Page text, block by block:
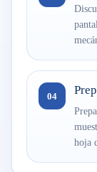
04
hoja